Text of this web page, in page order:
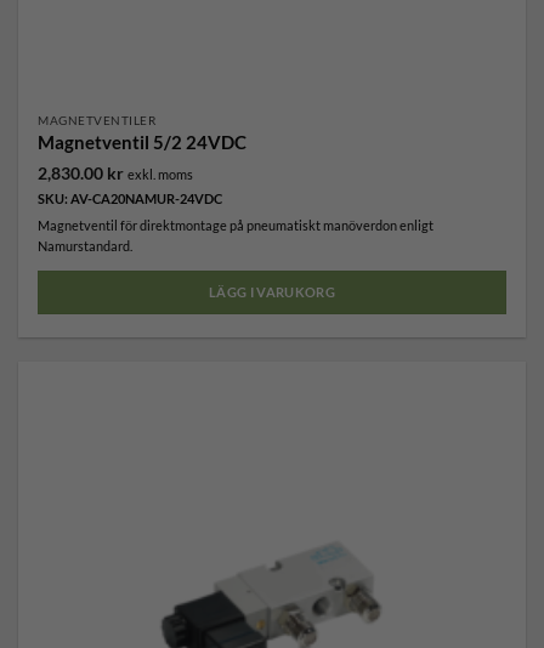
MAGNETVENTILER
Magnetventil 5/2 24VDC
2,830.00 kr exkl. moms
SKU: AV-CA20NAMUR-24VDC
Magnetventil för direktmontage på pneumatiskt manöverdon enligt
Namurstandard.
LÄGG I VARUKORG